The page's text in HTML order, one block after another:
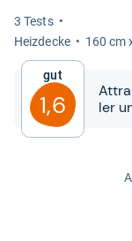
3 Tests
Heiz­de­cke
160 cm
Gut
1,6
ler